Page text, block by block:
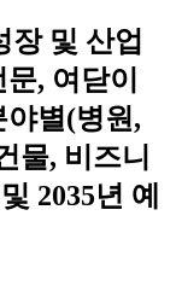
장 및 산업
, 여닫이
야별(병원,
물, 비즈니
2035년 예